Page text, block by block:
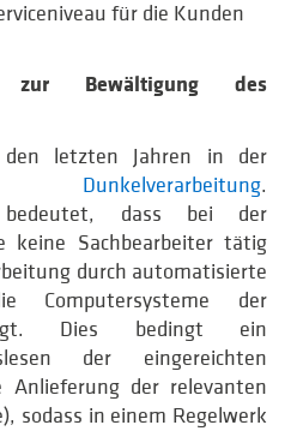
für die Kunden
zur Bewältigung des
letzten Jahren in der
Dunkelverarbeitung.
bedeutet, dass bei der
keine Sachbearbeiter tätig
durch automatisierte
Computersysteme der
Dies bedingt ein
der eingereichten
Anlieferung der relevanten
sodass in einem Regelwerk